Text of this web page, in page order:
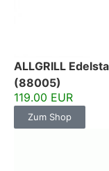
ALLGRILL
(88005)
119.00 EUR
Zum Shop